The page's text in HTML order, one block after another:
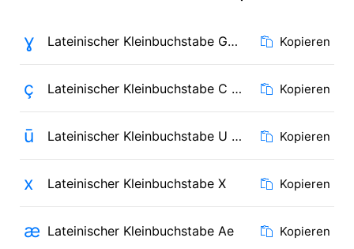
ɣ Lateinischer Kleinbuchstabe Gamma Kopieren
ç Lateinischer Kleinbuchstabe C mit Häkchen Kopieren
ū Lateinischer Kleinbuchstabe U mit Makron Kopieren
x Lateinischer Kleinbuchstabe X Kopieren
æ Lateinischer Kleinbuchstabe Ae Kopieren